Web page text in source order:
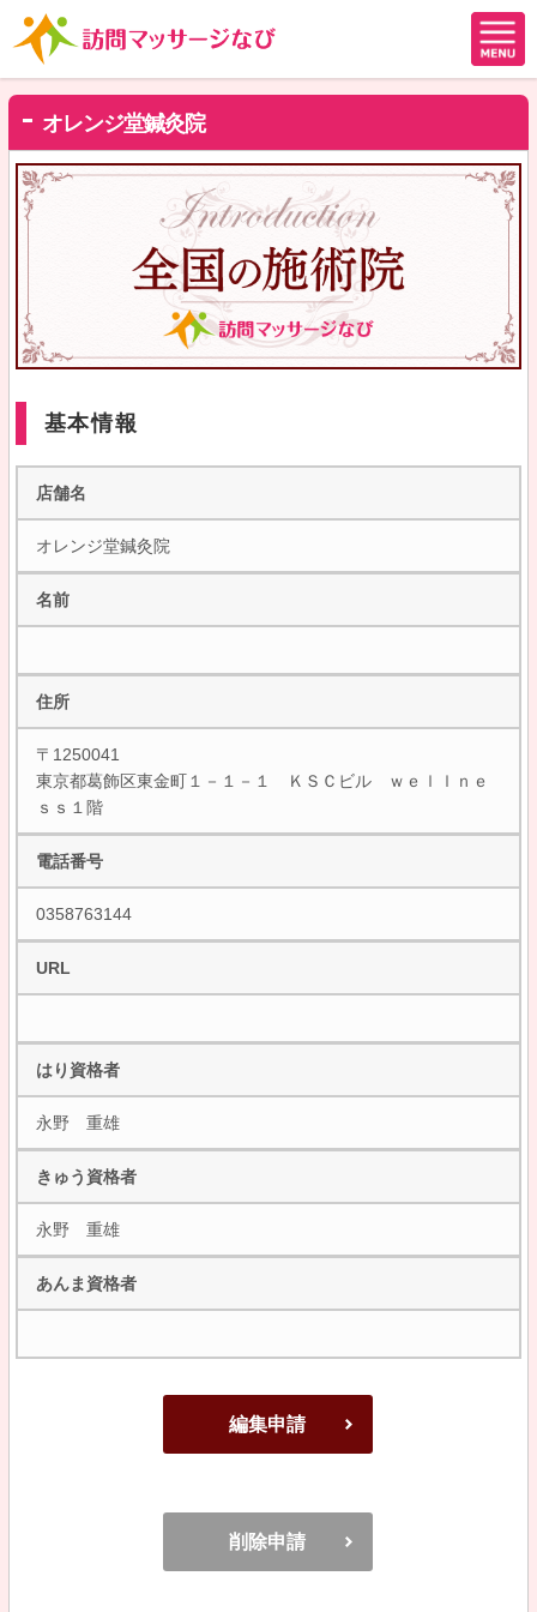
オレンジ堂鍼灸院
基本情報
店舗名
オレンジ堂鍼灸院
名前
住所
〒1250041
東京都葛飾区東金町１－１－１ ＫＳＣビル ｗｅｌｌｎｅ
ｓｓ１階
電話番号
0358763144
URL
はり資格者
永野 重雄
きゅう資格者
永野 重雄
あんま資格者
編集申請
削除申請